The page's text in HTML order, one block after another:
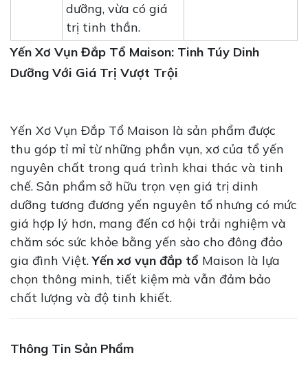
dưỡng, vừa có giá
trị tinh thần.
Yến Xơ Vụn Đắp Tổ Maison: Tinh Túy Dinh
Dưỡng Với Giá Trị Vượt Trội
Yến Xơ Vụn Đắp Tổ Maison là sản phẩm được
thu góp tỉ mỉ từ những phần vụn, xơ của tổ yến
nguyên chất trong quá trình khai thác và tinh
chế. Sản phẩm sở hữu trọn vẹn giá trị dinh
dưỡng tương đương yến nguyên tổ nhưng có mức
giá hợp lý hơn, mang đến cơ hội trải nghiệm và
chăm sóc sức khỏe bằng yến sào cho đông đảo
gia đình Việt.Yến xơ vụn đắp tổ Maison là lựa
chọn thông minh, tiết kiệm mà vẫn đảm bảo
chất lượng và độ tinh khiết.
Thông Tin Sản Phẩm